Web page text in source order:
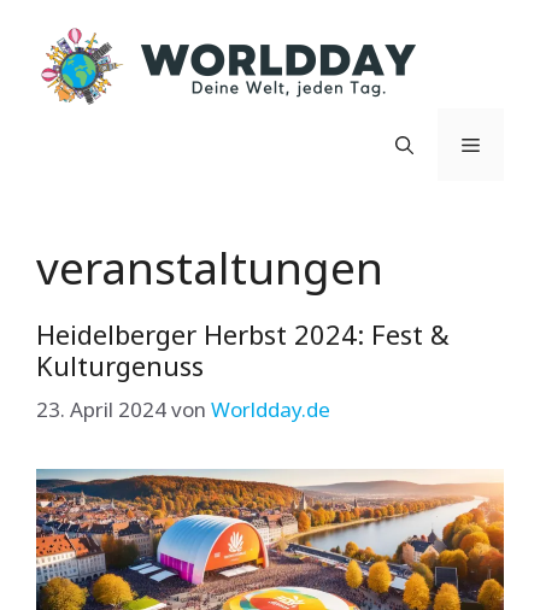
Inhalt
springen
Menü
veranstaltungen
Heidelberger Herbst 2024: Fest &
Kulturgenuss
23. April 2024von Worldday.de